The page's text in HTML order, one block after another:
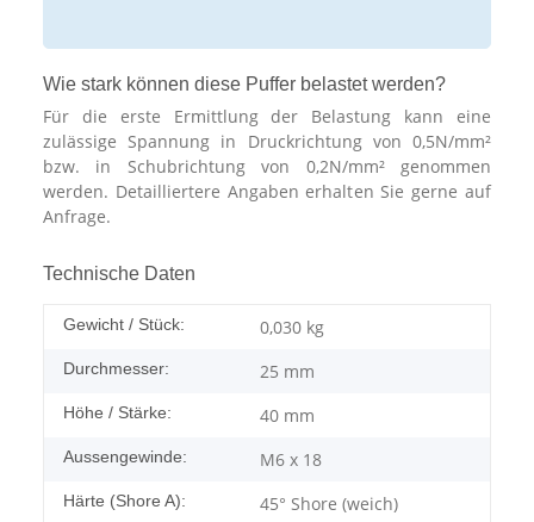
Wie stark können diese Puffer belastet werden?
Für die erste Ermittlung der Belastung kann eine
zulässige Spannung in Druckrichtung von 0,5N/mm²
bzw. in Schubrichtung von 0,2N/mm² genommen
werden. Detailliertere Angaben erhalten Sie gerne auf
Anfrage.
Technische Daten
Gewicht / Stück: 0,030 kg
Durchmesser: 25 mm
Höhe / Stärke: 40 mm
Aussengewinde: M6 x 18
Härte (Shore A): 45° Shore (weich)